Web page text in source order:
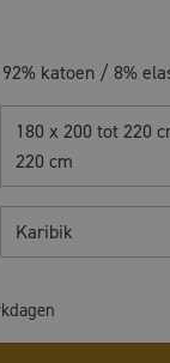
katoen / 8%
180 x 200 tot 220
220 cm
Karibik